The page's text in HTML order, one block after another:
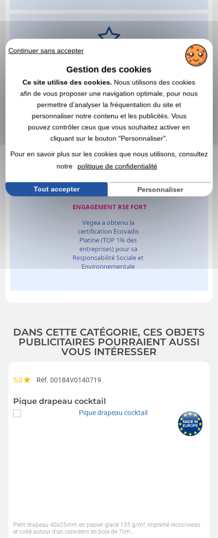
DANS CETTE CATÉGORIE, CES OBJETS
PUBLICITAIRES POURRAIENT AUSSI
VOUS INTÉRESSER
5,0 Réf. 00184V0140719
Pique drapeau cocktail
Petit drapeau 40x25mm en papier glacé 135 g/m², imprimé recto/verso
et collé autour d'un cure-dent en bois de 7cm...
Continuer sans accepter
Gestion des cookies
Ce site utilise des cookies. Nous utilisons des cookies
afin de vous proposer une navigation optimale, pour nous
permettre d’analyser la fréquentation du site et
personnaliser notre contenu et les publicités. Vous
pouvez contrôler ceux que vous souhaitez activer en
cliquant sur le bouton "Personnaliser".
Pour en savoir plus sur les cookies que nous utilisons, consultez
notre
politique de confidentialité
Tout accepter Personnaliser